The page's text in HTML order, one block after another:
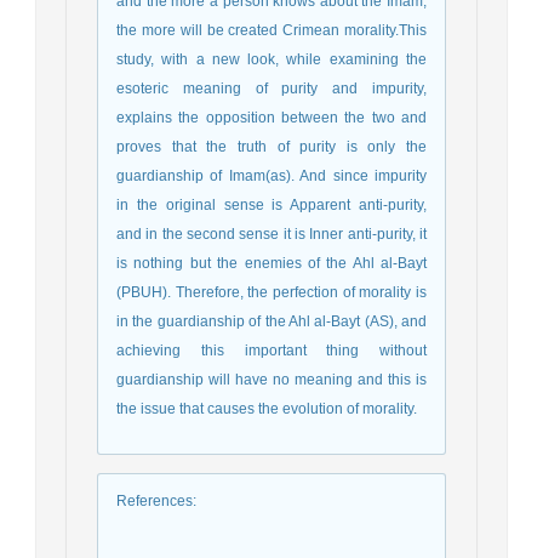
the more will be created Crimean morality.This
study, with a new look, while examining the
esoteric meaning of purity and impurity,
explains the opposition between the two and
proves that the truth of purity is only the
guardianship of Imam(as). And since impurity
in the original sense is Apparent anti-purity,
and in the second sense it is Inner anti-purity, it
is nothing but the enemies of the Ahl al-Bayt
(PBUH). Therefore, the perfection of morality is
in the guardianship of the Ahl al-Bayt (AS), and
achieving this important thing without
guardianship will have no meaning and this is
the issue that causes the evolution of morality.
References: